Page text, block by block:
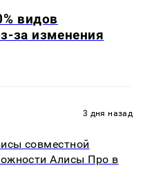
видов
за изменения
3 дня назад
совместной
Алисы Про в